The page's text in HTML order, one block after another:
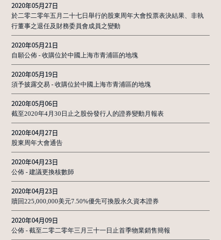
2020年05月27日
於二零二零年五月二十七日舉行的股東周年大會投票表決結果、非執
行董事之退任及財務委員會成員之變動
2020年05月21日
自願公佈 - 收購位於中國上海市青浦區的地塊
2020年05月19日
須予披露交易 - 收購位於中國上海市青浦區的地塊
2020年05月06日
截至2020年4月30日止之股份發行人的證券變動月報表
2020年04月27日
股東周年大會通告
2020年04月23日
公佈 - 建議更換核數師
2020年04月23日
贖回225,000,000美元7.50%優先可換股永久資本證券
2020年04月09日
公佈 - 截至二零二零年三月三十一日止首季物業銷售簡報